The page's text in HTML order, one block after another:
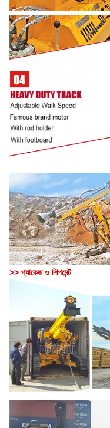
>> প্যাকেজ ও শিপমেন্ট